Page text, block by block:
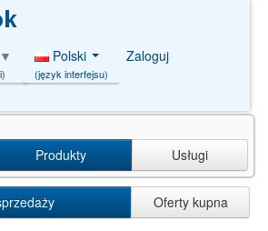
▼ Polski
(język interfejsu)
Zaloguj
Produkty Usługi
Oferty kupna